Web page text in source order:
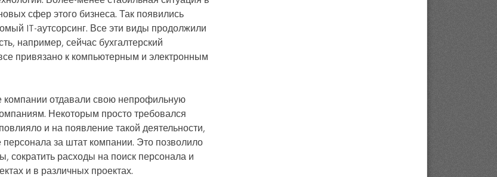
сфер этого бизнеса. Так появились
IT-аутсорсинг. Все эти виды продолжили
например, сейчас бухгалтерский
привязано к компьютерным и электронным
компании отдавали свою непрофильную
Некоторым просто требовался
и на появление такой деятельности,
за штат компании. Это позволило
сократить расходы на поиск персонала и
и в различных проектах.